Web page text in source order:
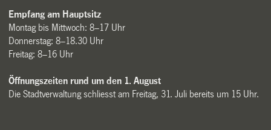
Empfang am Hauptsitz
Montag bis Mittwoch: 8–17 Uhr
Donnerstag: 8–18.30 Uhr
Freitag: 8–16 Uhr
Öffnungszeiten rund um den 1. August
Die Stadtverwaltung schliesst am Freitag, 31. Juli bereits um 15 Uhr.